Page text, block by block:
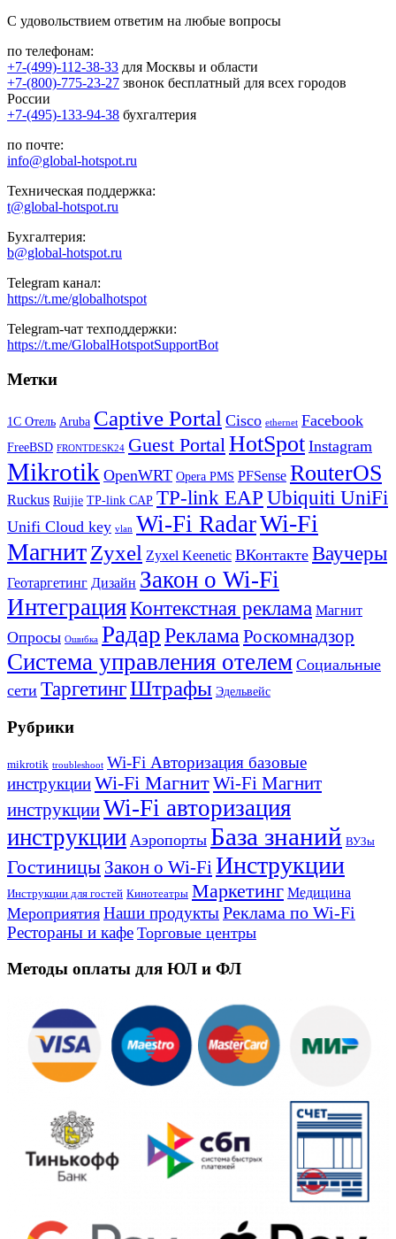
С удовольствием ответим на любые вопросы
по телефонам:
+7-(499)-112-38-33 для Москвы и области
+7-(800)-775-23-27 звонок бесплатный для всех городов
России
+7-(495)-133-94-38 бухгалтерия
по почте:
info@global-hotspot.ru
Техническая поддержка:
t@global-hotspot.ru
Бухгалтерия:
b@global-hotspot.ru
Telegram канал:
https://t.me/globalhotspot
Telegram-чат техподдержки:
https://t.me/GlobalHotspotSupportBot
Метки
1С Отель Aruba Captive Portal Cisco ethernet Facebook
FreeBSD FRONTDESK24 Guest Portal HotSpot Instagram
Mikrotik OpenWRT Opera PMS PFSense RouterOS
Ruckus Ruijie TP-link CAP TP-link EAP Ubiquiti UniFi
Unifi Cloud key vlan Wi-Fi RadarWi-Fi
МагнитZyxel Zyxel Keenetic ВКонтакте Ваучеры
Геотаргетинг Дизайн Закон о Wi-Fi
ИнтеграцияКонтекстная реклама Магнит
Опросы Ошибка РадарРеклама Роскомнадзор
Система управления отелем Социальные
сети ТаргетингШтрафы Эдельвейс
Рубрики
mikrotik troubleshoot Wi-Fi Авторизация базовые
инструкцииWi-Fi МагнитWi-Fi Магнит
инструкцииWi-Fi авторизация
инструкции Аэропорты База знаний ВУЗы
Гостиницы Закон о Wi-FiИнструкции
Инструкции для гостей Кинотеатры Маркетинг Медицина
Мероприятия Наши продуктыРеклама по Wi-Fi
Рестораны и кафе Торговые центры
Методы оплаты для ЮЛ и ФЛ